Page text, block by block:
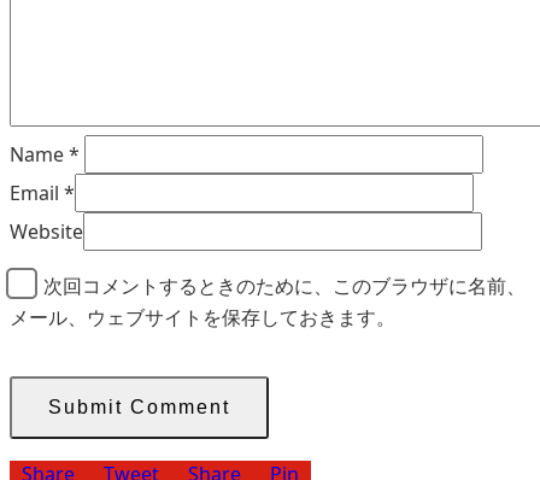
Name*
Email *
Website
次回コメントするときのために、このブラウザに名前、
メール、ウェブサイトを保存しておきます。
Share Tweet Share Pin